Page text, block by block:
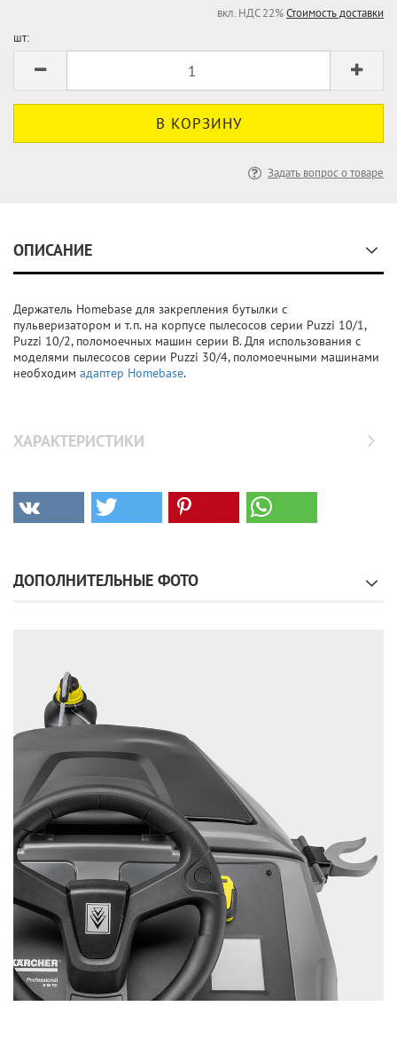
вкл. НДС 22%Стоимость доставки
шт:
Задать вопрос о товаре
ОПИСАНИЕ
Держатель Homebase для закрепления бутылки с
пульверизатором и т.п. на корпусе пылесосов серии Puzzi 10/1,
Puzzi 10/2, поломоечных машин серии B. Для использования с
моделями пылесосов серии Puzzi 30/4, поломоечными машинами
необходим адаптер Homebase.
ХАРАКТЕРИСТИКИ
ДОПОЛНИТЕЛЬНЫЕ ФОТО